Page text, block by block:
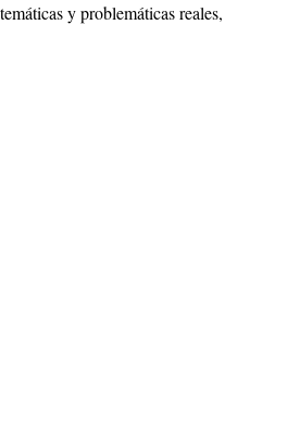
y problemáticas reales,